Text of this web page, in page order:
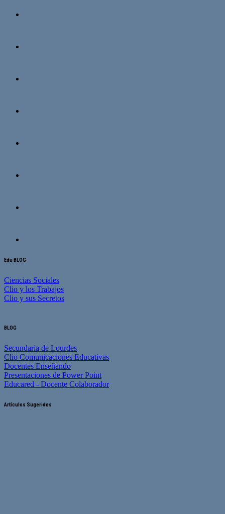
Edu BLOG
Ciencias Sociales
Clio y los Trabajos
Clio y sus Secretos
BLOG
Secundaria de Lourdes
Clio Comunicaciones Educativas
Docentes Enseñando
Presentaciones de Power Point
Educared - Docente Colaborador
Artículos Sugeridos